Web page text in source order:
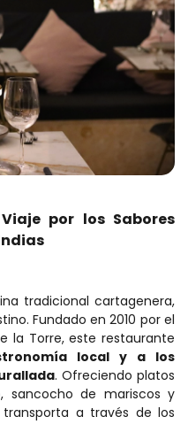
por los Sabores
tradicional cartagenera,
Fundado en 2010 por el
la Torre, este restaurante
local y a los
. Ofreciendo platos
sancocho de mariscos y
a través de los